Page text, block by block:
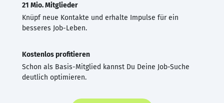
21 Mio. Mitglieder
Knüpf neue Kontakte und erhalte Impulse für ein
besseres Job-Leben.
Kostenlos profitieren
Schon als Basis-Mitglied kannst Du Deine Job-Suche
deutlich optimieren.